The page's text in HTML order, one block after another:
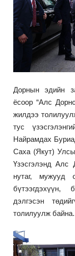
Дорнын эдийн
ёсоор “Алс
жилдээ
тус
Найрамдах
Саха (Якут)
Үзэсгэлэнд Алс
нутаг, мужууд
бүтээгдэхүүн,
дэлгэсэн
толилуулж байна.